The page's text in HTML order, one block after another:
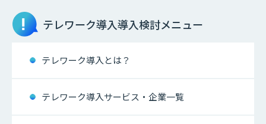
テレワーク導入導入検討メニュー
テレワーク導入とは？
テレワーク導入サービス・企業一覧